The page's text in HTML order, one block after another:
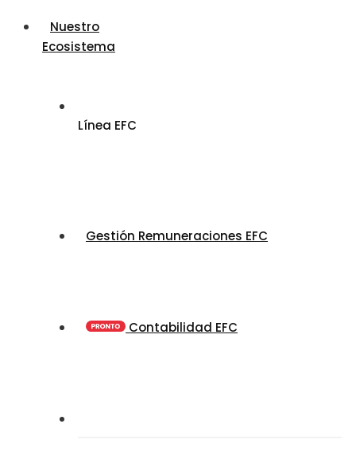
Nuestro
Ecosistema
Línea EFC
Gestión Remuneraciones EFC
Contabilidad EFC